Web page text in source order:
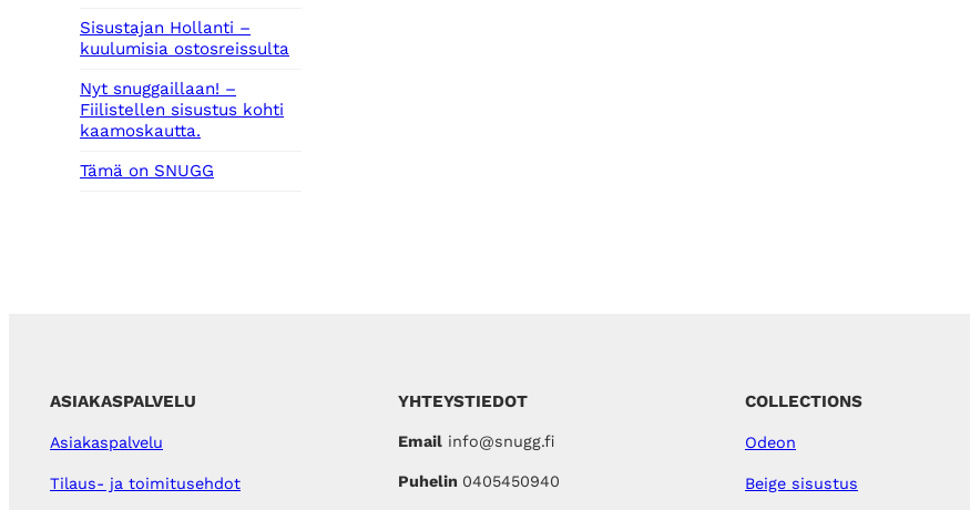
Sisustajan Hollanti –
kuulumisia ostosreissulta
Nyt snuggaillaan! –
Fiilistellen sisustus kohti
kaamoskautta.
Tämä on SNUGG
ASIAKASPALVELU
Asiakaspalvelu
Tilaus- ja toimitusehdot
YHTEYSTIEDOT
Emailinfo@snugg.fi
Puhelin 0405450940
COLLECTIONS
Odeon
Beige sisustus